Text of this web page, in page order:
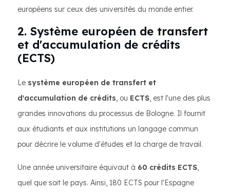
européens sur ceux des universités du monde entier.
2. Système européen de transfert
et d'accumulation de crédits
(ECTS)
Le système européen de transfert et
d'accumulation de crédits, ou ECTS, est l'une des plus
grandes innovations du processus de Bologne. Il fournit
aux étudiants et aux institutions un langage commun
pour décrire le volume d'études et la charge de travail.
Une année universitaire équivaut à 60 crédits ECTS,
quel que soit le pays. Ainsi, 180 ECTS pour l'Espagne